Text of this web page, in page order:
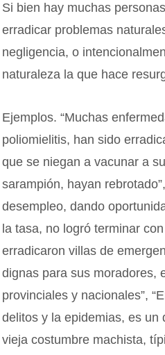
Si bien hay muchas
erradicar problemas
negligencia, o
naturaleza la que hace
Ejemplos. “Muchas
poliomielitis, han sido
que se niegan a vacunar a
sarampión, hayan
desempleo, dando
la tasa, no logró terminar
erradicaron villas de
dignas para sus moradores,
provinciales y nacionales”,
delitos y la epidemias, es un
vieja costumbre machista,